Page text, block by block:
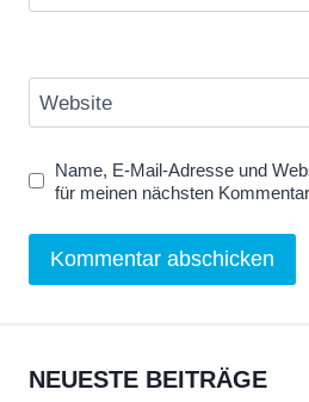
Website
Name, E-Mail-Adresse und
für meinen nächsten
NEUESTE BEITRÄGE